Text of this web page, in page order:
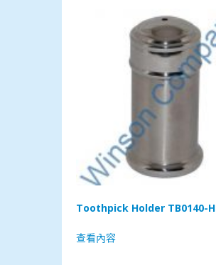
Toothpick Holder TB0140-
查看內容